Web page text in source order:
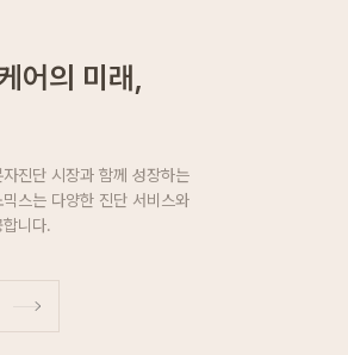
어의 미래,
진단 시장과 함께 성장하는
스는 다양한 진단 서비스와
니다.